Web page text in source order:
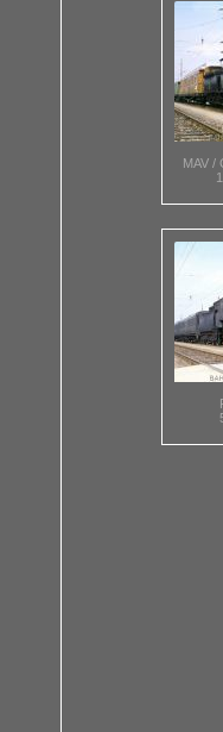
MAV /